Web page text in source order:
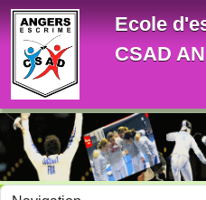
Ecole
CSAD
Panneau de gestion des cookies